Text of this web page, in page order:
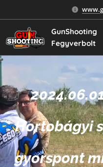
GunShooting
Fegyverbolt
Hortobágyi
gyorspont